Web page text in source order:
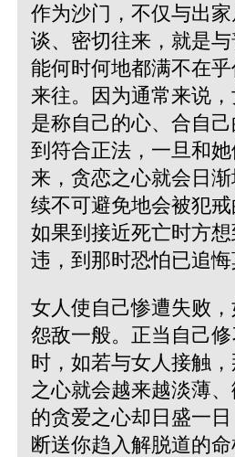
作为沙门，不仅与出
谈、密切往来，就是
能何时何地都满不在
来往。因为通常来说
是称自己的心、合自
到符合正法，一旦和
来，贪恋之心就会日
续不可避免地会被犯戒
如果到接近死亡时方
违，到那时恐怕已追悔
女人使自己惨遭失败
怨敌一般。正当自己
时，如若与女人接触
之心就会越来越淡薄
的贪爱之心却日盛一
断送你趋入解脱道的